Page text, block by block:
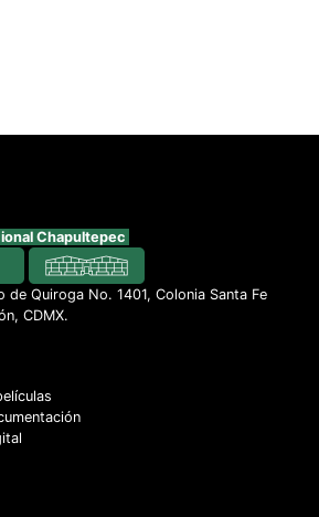
Chapultepec
de Quiroga No. 1401, Colonia Santa Fe
CDMX.